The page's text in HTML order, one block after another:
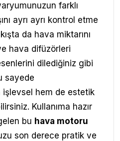
farklı
ayrı ayrı kontrol etme
da hava miktarını
hava difüzörleri
dilediğiniz gibi
sayede
hem de estetik
Kullanıma hazır
bu hava motoru
son derece pratik ve